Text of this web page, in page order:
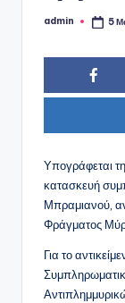
Συγγραφέας:
admin 5
Υπογράφεται
κατασκευή
Μπραμιανού,
Φράγματος
Για το